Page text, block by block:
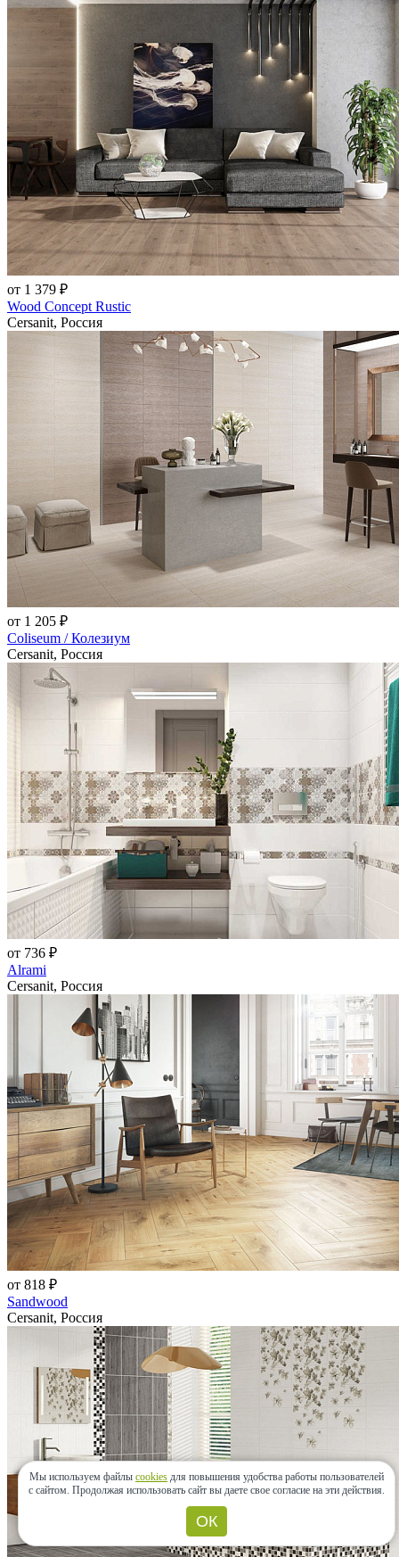
от 1 379 ₽
Wood Concept Rustic
Cersanit, Россия
от 1 205 ₽
Coliseum / Колезиум
Cersanit, Россия
от 736 ₽
Alrami
Cersanit, Россия
от 818 ₽
Sandwood
Cersanit, Россия
Мы используем файлы cookies для повышения удобства работы пользователей
с сайтом. Продолжая использовать сайт вы даете свое согласие на эти действия.
ОК